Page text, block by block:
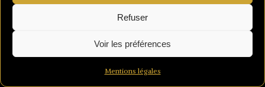
Refuser
Voir les préférences
Mentions légales